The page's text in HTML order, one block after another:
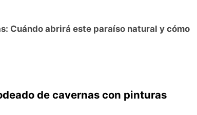
Cuándo abrirá este paraíso natural y cómo
de cavernas con pinturas